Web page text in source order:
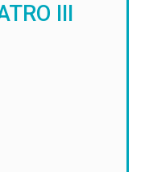
III